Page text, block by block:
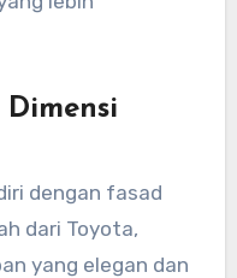
dengan fasad
dari Toyota,
yang elegan dan